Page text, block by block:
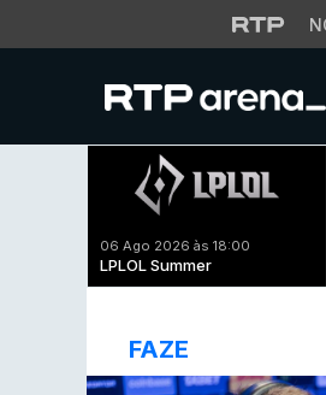
06 Ago 2026 às 18:00
LPLOL Summer
FAZE